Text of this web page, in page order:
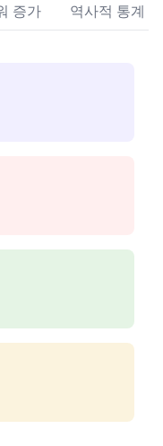
증가 역사적 통계